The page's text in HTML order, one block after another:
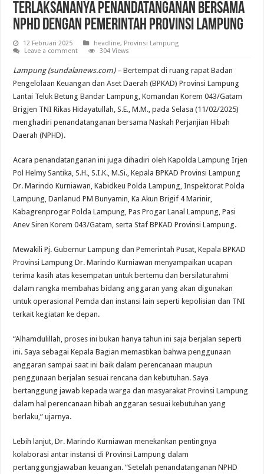
Terlaksananya Penandatanganan Bersama
NPHD Dengan Pemerintah Provinsi Lampung
12 Februari 2025 headline, Provinsi Lampung
Leave a comment
304 Views
Lampung (sundalanews.com) – Bertempat di ruang rapat Badan
Pengelolaan Keuangan dan Aset Daerah (BPKAD) Provinsi Lampung
Lantai Teluk Betung Bandar Lampung, Komandan Korem 043/Gatam
Brigjen TNI Rikas Hidayatullah, S.E., M.M., pada Selasa (11/02/2025)
menghadiri penandatanganan bersama Naskah Perjanjian Hibah
Daerah (NPHD).
Acara penandatanganan ini juga dihadiri oleh Kapolda Lampung Irjen
Pol Helmy Santika, S.H., S.I.K., M.Si., Kepala BPKAD Provinsi Lampung
Dr. Marindo Kurniawan, Kabidkeu Polda Lampung, Inspektorat Polda
Lampung, Danlanud PM Bunyamin, Ka Akun Brigif 4 Marinir,
Kabagrenprogar Polda Lampung, Pas Progar Lanal Lampung, Pasi
Anev Siren Korem 043/Gatam, serta Staf BPKAD Provinsi Lampung.
Mewakili Pj. Gubernur Lampung dan Pemerintah Pusat, Kepala BPKAD
Provinsi Lampung Dr. Marindo Kurniawan menyampaikan ucapan
terima kasih atas kesempatan untuk bertemu dan bersilaturahmi
dalam rangka membahas bidang anggaran yang akan digunakan
untuk operasional Pemda dan instansi lain seperti kepolisian dan TNI
terkait kegiatan ke depan.
“Alhamdulillah, proses ini bukan hanya tahun ini saja berjalan seperti
ini. Saya sebagai Kepala Bagian memastikan bahwa penggunaan
anggaran sampai saat ini baik dalam perencanaan maupun
penggunaan berjalan sesuai rencana dan kebutuhan. Saya
bertanggung jawab kepada warga dan masyarakat Provinsi Lampung
dalam hal perencanaan hibah anggaran sesuai kebutuhan yang
berlaku,” ujarnya.
Lebih lanjut, Dr. Marindo Kurniawan menekankan pentingnya
kolaborasi antar instansi di Provinsi Lampung dalam
pertanggungjawaban keuangan. “Setelah penandatanganan NPHD